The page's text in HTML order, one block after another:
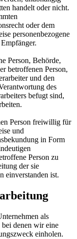
handelt oder nicht.
oder dem
personenbezogene
Person, Behörde,
betroffenen Person,
und den
des
befugt sind,
Person freiwillig für
und
in Form
Person zu
der sie
einverstanden ist.
als
denen wir eine
einholen.